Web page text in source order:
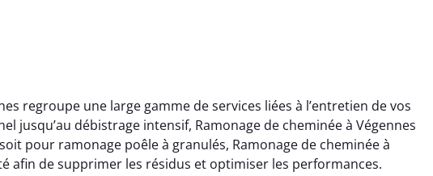
regroupe une large gamme de services liées à l’entretien de vos
jusqu’au débistrage intensif, Ramonage de cheminée à Végennes
pour ramonage poêle à granulés, Ramonage de cheminée à
afin de supprimer les résidus et optimiser les performances.